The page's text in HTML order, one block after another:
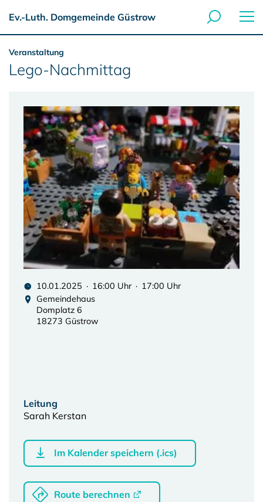
Ev.-Luth. Domgemeinde Güstrow
Veranstaltung
Lego-Nachmittag
10.01.2025 · 16:00 Uhr · 17:00 Uhr
Gemeindehaus
Domplatz 6
18273 Güstrow
Leitung
Sarah Kerstan
Im Kalender speichern (.ics)
Route berechnen